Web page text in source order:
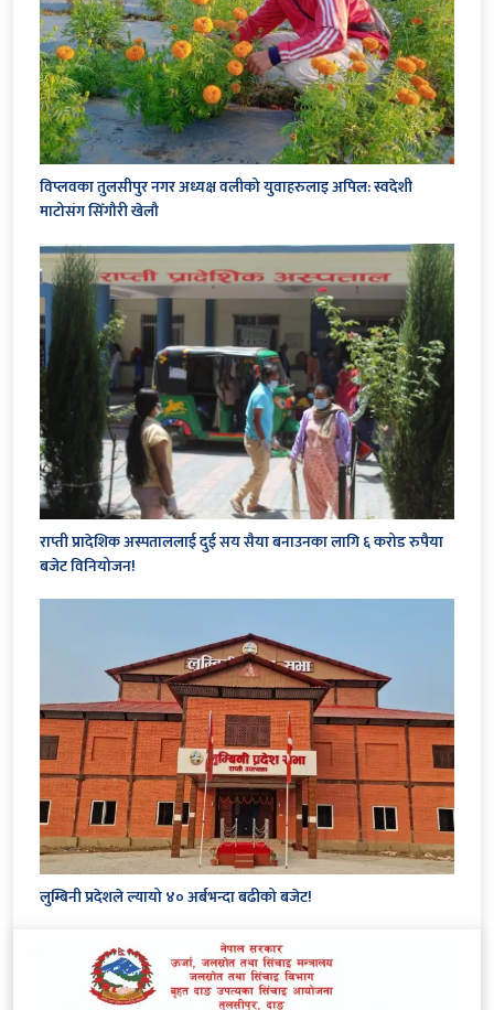
विप्लवका तुलसीपुर नगर अध्यक्ष वलीको युवाहरुलाइ अपिल: स्वदेशी
माटोसंग सिँगौरी खेलौ
राप्ती प्रादेशिक अस्पताललाई दुई सय सैया बनाउनका लागि ६ करोड रुपैया
बजेट विनियोजन!
लुम्बिनी प्रदेशले ल्यायो ४० अर्बभन्दा बढीको बजेट!